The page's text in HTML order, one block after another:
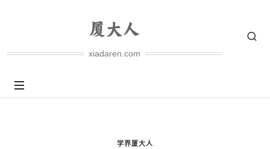
xiadaren.com
学界厦大人